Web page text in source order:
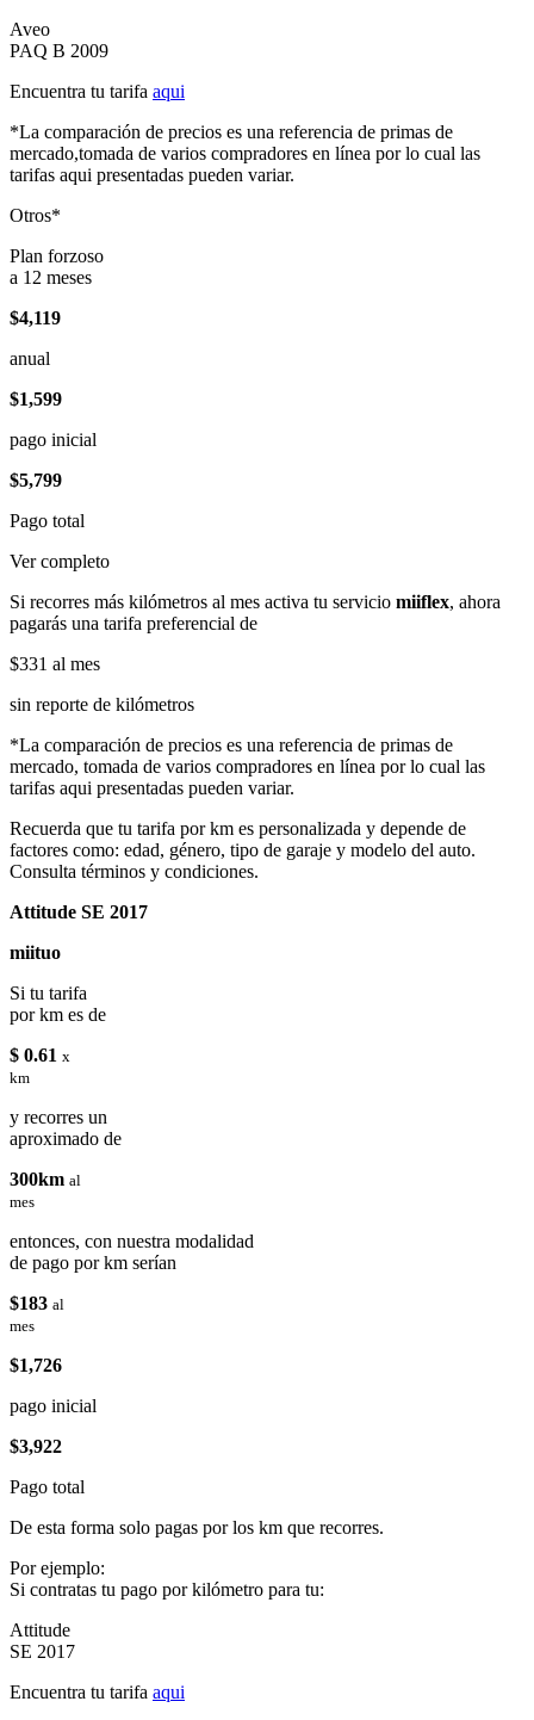
Aveo
PAQ B 2009
Encuentra tu tarifa aqui
*La comparación de precios es una referencia de primas de
mercado,tomada de varios compradores en línea por lo cual las
tarifas aqui presentadas pueden variar.
Otros*
Plan forzoso
a 12 meses
$4,119
anual
$1,599
pago inicial
$5,799
Pago total
Ver completo
Si recorres más kilómetros al mes activa tu servicio miiflex, ahora
pagarás una tarifa preferencial de
$331 al mes
sin reporte de kilómetros
*La comparación de precios es una referencia de primas de
mercado, tomada de varios compradores en línea por lo cual las
tarifas aqui presentadas pueden variar.
Recuerda que tu tarifa por km es personalizada y depende de
factores como: edad, género, tipo de garaje y modelo del auto.
Consulta términos y condiciones.
Attitude SE 2017
miituo
Si tu tarifa
por km es de
$ 0.61 x
km
y recorres un
aproximado de
300km al
mes
entonces, con nuestra modalidad
de pago por km serían
$183 al
mes
$1,726
pago inicial
$3,922
Pago total
De esta forma solo pagas por los km que recorres.
Por ejemplo:
Si contratas tu pago por kilómetro para tu:
Attitude
SE 2017
Encuentra tu tarifa aqui